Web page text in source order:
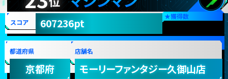
★獲得数
スコア 607236pt
都道府県
京都府
店舗名
モーリーファンタジー久御山店